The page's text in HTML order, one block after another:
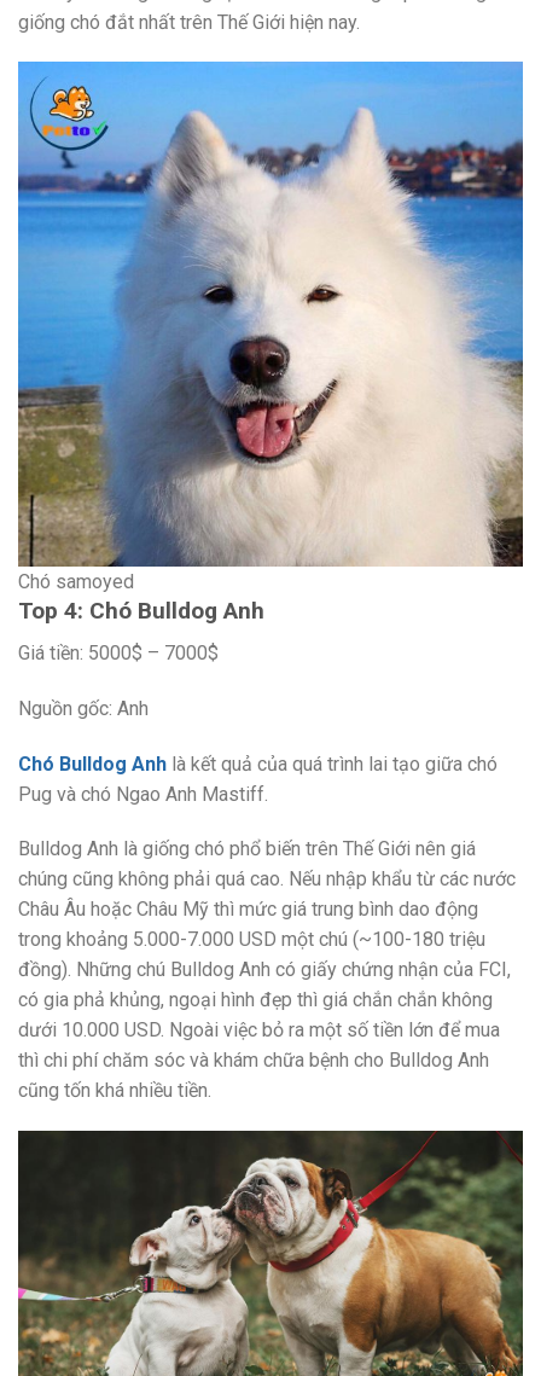
giống chó đắt nhất trên Thế Giới hiện nay.
Chó samoyed
Top 4: Chó Bulldog Anh
Giá tiền: 5000$ – 7000$
Nguồn gốc: Anh
Chó Bulldog Anh là kết quả của quá trình lai tạo giữa chó
Pug và chó Ngao Anh Mastiff.
Bulldog Anh là giống chó phổ biến trên Thế Giới nên giá
chúng cũng không phải quá cao. Nếu nhập khẩu từ các nước
Châu Âu hoặc Châu Mỹ thì mức giá trung bình dao động
trong khoảng 5.000-7.000 USD một chú (~100-180 triệu
đồng). Những chú Bulldog Anh có giấy chứng nhận của FCI,
có gia phả khủng, ngoại hình đẹp thì giá chắn chắn không
dưới 10.000 USD. Ngoài việc bỏ ra một số tiền lớn để mua
thì chi phí chăm sóc và khám chữa bệnh cho Bulldog Anh
cũng tốn khá nhiều tiền.